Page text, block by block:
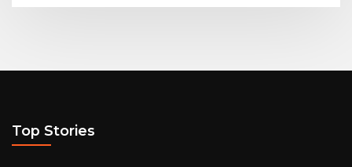
Top Stories